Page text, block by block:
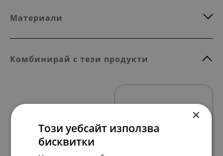
Материали
Комбинирай с тези продукти
×
Този уебсайт използва
бисквитки